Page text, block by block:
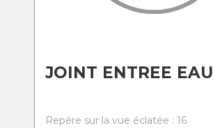
JOINT ENTREE EAU
Repère sur la vue éclatée : 16